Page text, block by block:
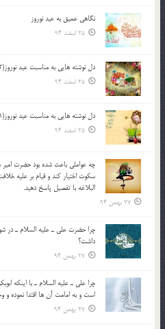
نگاهى عميق به عيد نوروز
25 اسفند 94
دل نوشته هایی به مناسبت عید نوروز(2)
25 اسفند 94
دل نوشته هایی به مناسبت عید نوروز(1)
25 اسفند 94
چه عواملي باعث شده بود حضرت
سکوت اختيار کند و قيام بر عليه
البلاغه با تفصيل پاسخ دهيد.
27 بهمن 94
چرا حضرت علي ـ عليه السلام ـ در
داشت؟
27 بهمن 94
چرا علي ـ عليه السلام ـ با اينكه
است و به امامت آن ها اقتدا نموده و
27 بهمن 94